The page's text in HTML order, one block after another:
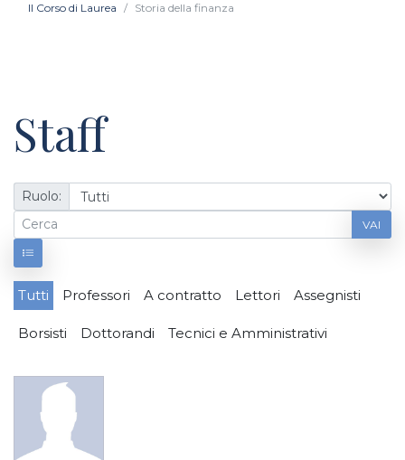
Il Corso di Laurea Storia della finanza
Staff
Ruolo:
VAI
Tutti Professori A contratto Lettori Assegnisti
Borsisti Dottorandi Tecnici e Amministrativi